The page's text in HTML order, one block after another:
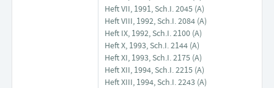
Heft VII, 1991, Sch.I. 2045 (A)
Heft VIII, 1992, Sch.I. 2084 (A)
Heft IX, 1992, Sch.I. 2100 (A)
Heft X, 1993, Sch.I. 2144 (A)
Heft XI, 1993, Sch.I. 2175 (A)
Heft XII, 1994, Sch.I. 2215 (A)
Heft XIII, 1994, Sch.I. 2243 (A)